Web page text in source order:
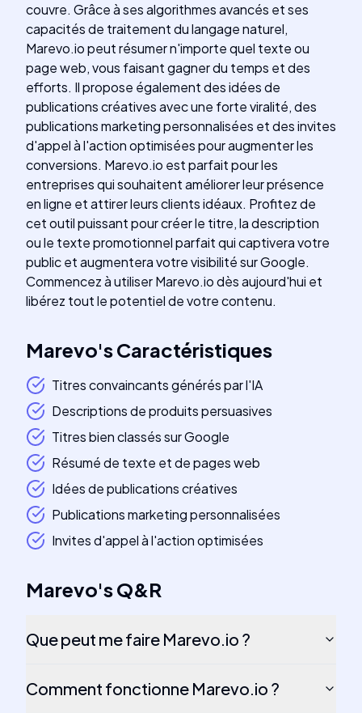
couvre. Grâce à ses algorithmes avancés et ses
capacités de traitement du langage naturel,
Marevo.io peut résumer n'importe quel texte ou
page web, vous faisant gagner du temps et des
efforts. Il propose également des idées de
publications créatives avec une forte viralité, des
publications marketing personnalisées et des invites
d'appel à l'action optimisées pour augmenter les
conversions. Marevo.io est parfait pour les
entreprises qui souhaitent améliorer leur présence
en ligne et attirer leurs clients idéaux. Profitez de
cet outil puissant pour créer le titre, la description
ou le texte promotionnel parfait qui captivera votre
public et augmentera votre visibilité sur Google.
Commencez à utiliser Marevo.io dès aujourd'hui et
libérez tout le potentiel de votre contenu.
Marevo'sCaractéristiques
Titres convaincants générés par l'IA
Descriptions de produits persuasives
Titres bien classés sur Google
Résumé de texte et de pages web
Idées de publications créatives
Publications marketing personnalisées
Invites d'appel à l'action optimisées
Marevo'sQ&R
Que peut me faire Marevo.io ?
Comment fonctionne Marevo.io ?